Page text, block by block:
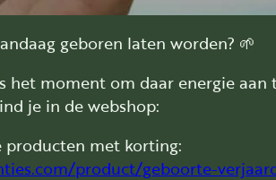
geboren laten worden? 🌱
het moment om daar energie aan
je in de webshop:
producten met korting:
product/geboorte-